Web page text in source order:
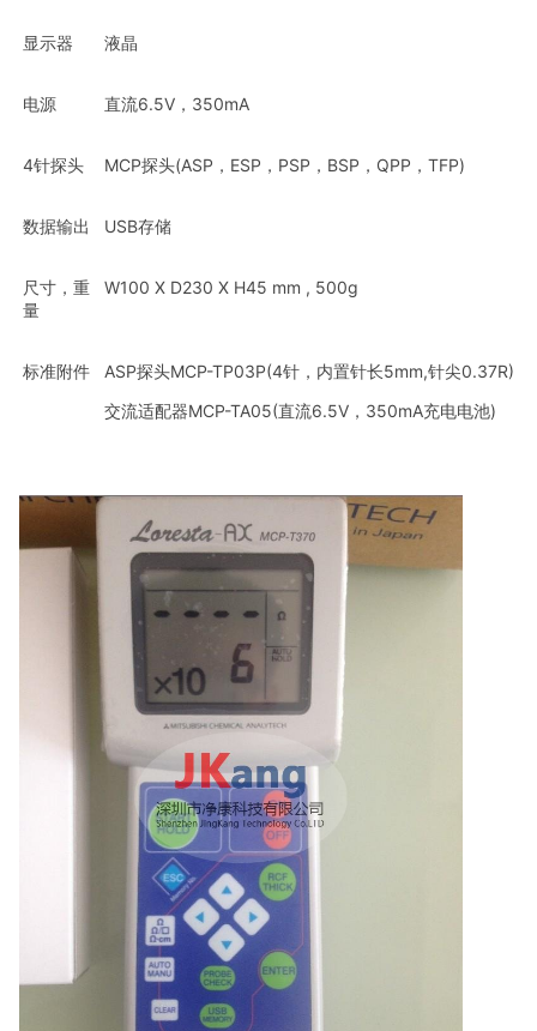
显示器 液晶
电源 直流6.5V，350mA
4针探头 MCP探头(ASP，ESP，PSP，BSP，QPP，TFP)
数据输出 USB存储
尺寸，重
量
W100 X D230 X H45 mm , 500g
标准附件
ASP探头MCP-TP03P(4针，内置针长5mm,针尖0.37R)
交流适配器MCP-TA05(直流6.5V，350mA充电电池)